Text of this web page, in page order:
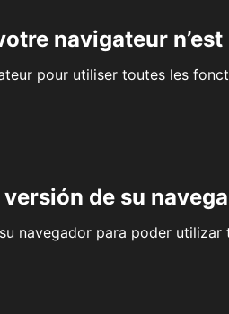
navigateur
pour utiliser toutes les
de su
navegador para poder